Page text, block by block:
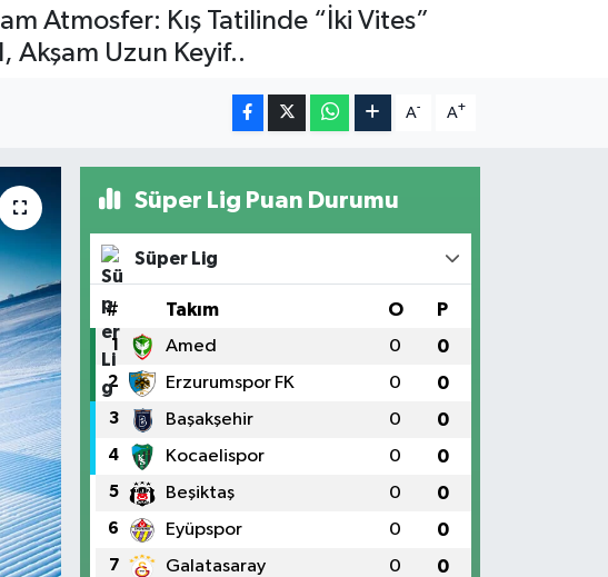
Atmosfer: Kış Tatilinde “İki Vites”
Akşam Uzun Keyif..
A- A+
Süper Lig Puan Durumu
Süper Lig
# Takım O P
1 Amed 0 0
2 Erzurumspor FK 0 0
3 Başakşehir 0 0
4 Kocaelispor 0 0
5 Beşiktaş 0 0
6 Eyüpspor 0 0
7 Galatasaray 0 0